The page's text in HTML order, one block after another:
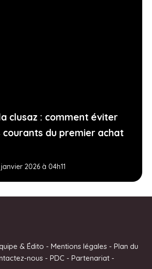
clusaz : comment éviter
courants du premier achat
2026 à 04h11
& Édito - Mentions légales- Plan du
nous - PDC - Partenariat -